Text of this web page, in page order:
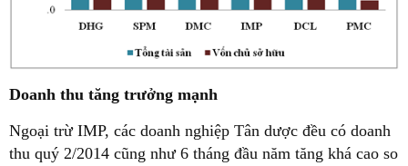
Doanh thu tăng trưởng mạnh
Ngoại trừ IMP, các doanh nghiệp Tân dược đều có doanh
thu quý 2/2014 cũng như 6 tháng đầu năm tăng khá cao so